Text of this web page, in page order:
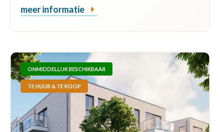
meer informatie
ONMIDDELLIJK BESCHIKBAAR
TE HUUR & TE KOOP